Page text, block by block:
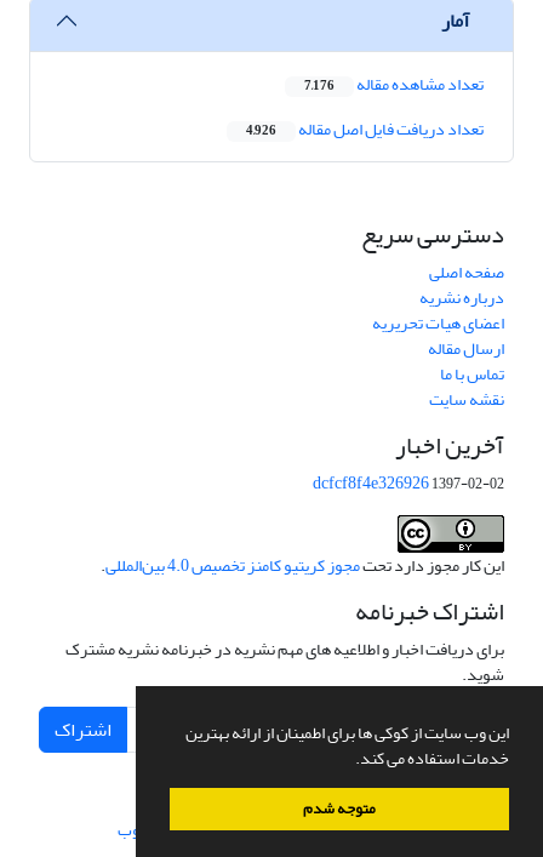
این وب سایت از کوکی ها برای اطمینان از ارائه بهترین
خدمات استفاده می کند.
متوجه شدم
آمار
تعداد مشاهده مقاله 7,176
تعداد دریافت فایل اصل مقاله 4,926
دسترسی سریع
صفحه اصلی
درباره نشریه
اعضای هیات تحریریه
ارسال مقاله
تماس با ما
نقشه سایت
آخرین اخبار
dcfcf8f4e3269261397-02-02
این کار مجوز دارد تحتمجوز کریتیو کامنز تخصیص 4.0 بین‌المللی .
اشتراک خبرنامه
برای دریافت اخبار و اطلاعیه های مهم نشریه در خبرنامه نشریه مشترک
شوید.
اشتراک
سامانه مدیریت نشریات علمی.طراحی و پیاده سازی از سیناوب